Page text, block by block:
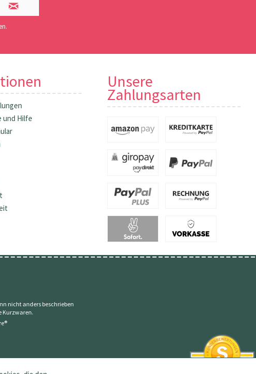
und Hilfe
Unsere
Zahlungsarten
nicht anders beschrieben
Kurzwaren.